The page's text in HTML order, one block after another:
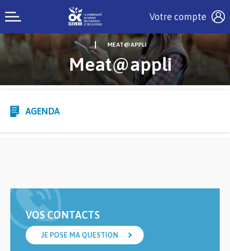
Votre compte
MEAT@APPLI
Meat@appli
AGENDA
VOS CONTACTS
JE POSE MA QUESTION